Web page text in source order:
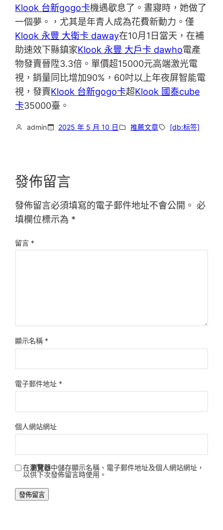
Klook 台新gogo卡機遇歇息了。晝寢時，她做了
一個夢。，尤其是年青人成為花費新動力。僅
Klook 永豐 大衛卡 daway在10月1日當天，在補
助速效下縣鎮家Klook 永豐 大戶卡 dawho電產
物發賣晉陞3.3倍。單價超15000元高端激光電
視，銷量同比增加90%，60吋以上年夜屏智能電
視，發賣Klook 台新gogo卡超Klook 國泰cube
卡35000臺。
admin 2025 年 5 月 10 日 推薦文章 [db:标签]
發佈留言
發佈留言必須填寫的電子郵件地址不會公開。 必
填欄位標示為 *
留言 *
顯示名稱 *
電子郵件地址 *
個人網站網址
在瀏覽器中儲存顯示名稱、電子郵件地址及個人網站網址，
以供下次發佈留言時使用。